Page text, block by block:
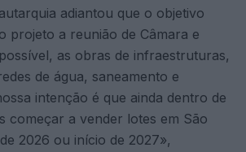
adiantou que o objetivo
projeto a reunião de Câmara e
as obras de infraestruturas,
de água, saneamento e
intenção é que ainda dentro de
começar a vender lotes em São
2026 ou início de 2027»,